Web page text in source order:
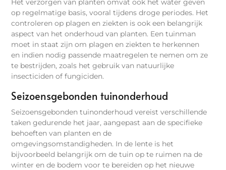
Het verzorgen van planten omvat ook het water geven
op regelmatige basis, vooral tijdens droge periodes. Het
controleren op plagen en ziekten is ook een belangrijk
aspect van het onderhoud van planten. Een tuinman
moet in staat zijn om plagen en ziekten te herkennen
en indien nodig passende maatregelen te nemen om ze
te bestrijden, zoals het gebruik van natuurlijke
insecticiden of fungiciden.
Seizoensgebonden tuinonderhoud
Seizoensgebonden tuinonderhoud vereist verschillende
taken gedurende het jaar, aangepast aan de specifieke
behoeften van planten en de
omgevingsomstandigheden. In de lente is het
bijvoorbeeld belangrijk om de tuin op te ruimen na de
winter en de bodem voor te bereiden op het nieuwe